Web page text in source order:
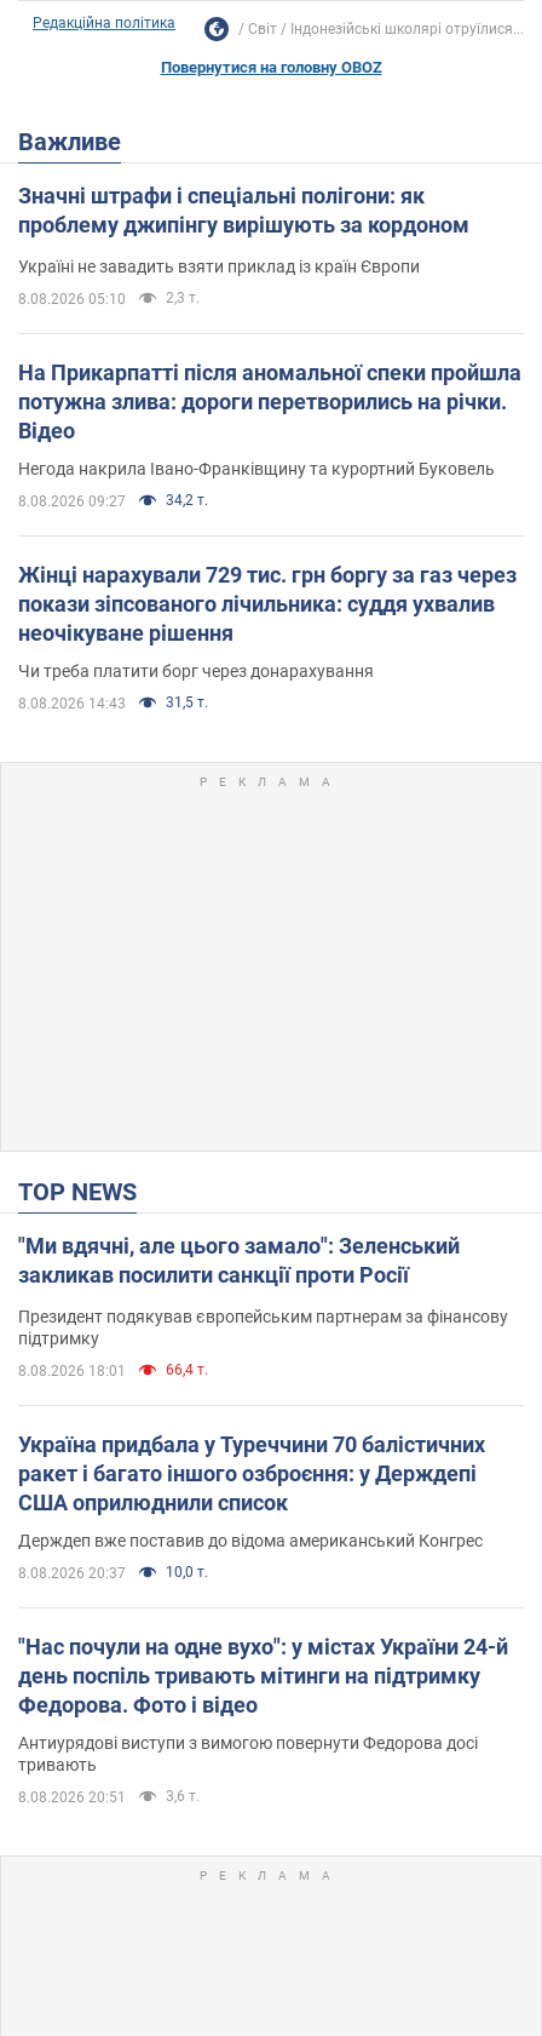
Редакційна політика Світ Індонезійські школярі отруїлися...
Повернутися на головну OBOZ
Важливе
Значні штрафи і спеціальні полігони: як
проблему джипінгу вирішують за кордоном
Україні не завадить взяти приклад із країн Європи
8.08.2026 05:10 2,3 т.
На Прикарпатті після аномальної спеки пройшла
потужна злива: дороги перетворились на річки.
Відео
Негода накрила Івано-Франківщину та курортний Буковель
8.08.2026 09:27 34,2 т.
Жінці нарахували 729 тис. грн боргу за газ через
покази зіпсованого лічильника: суддя ухвалив
неочікуване рішення
Чи треба платити борг через донарахування
8.08.2026 14:43 31,5 т.
TOP NEWS
"Ми вдячні, але цього замало": Зеленський
закликав посилити санкції проти Росії
Президент подякував європейським партнерам за фінансову
підтримку
8.08.2026 18:01 66,4 т.
Україна придбала у Туреччини 70 балістичних
ракет і багато іншого озброєння: у Держдепі
США оприлюднили список
Держдеп вже поставив до відома американський Конгрес
8.08.2026 20:37 10,0 т.
"Нас почули на одне вухо": у містах України 24-й
день поспіль тривають мітинги на підтримку
Федорова. Фото і відео
Антиурядові виступи з вимогою повернути Федорова досі
тривають
8.08.2026 20:51 3,6 т.